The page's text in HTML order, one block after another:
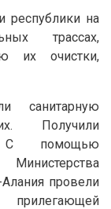
республики на
трассах,
их очистки,
санитарную
Получили
С помощью
провели
прилегающей